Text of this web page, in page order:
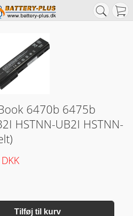
6470b 6475b
HSTNN-UB2I HSTNN-
Tilføj til kurv